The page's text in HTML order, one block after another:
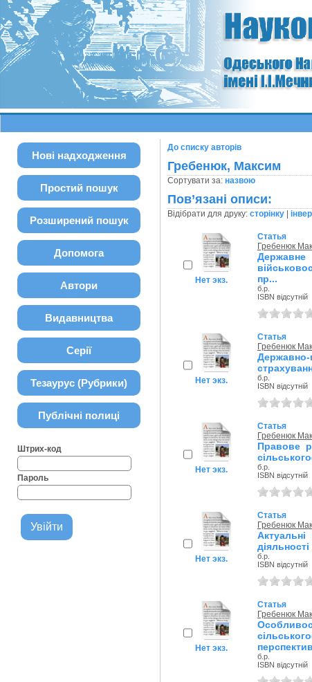
Нові надходження
Простий пошук
Розширений пошук
Допомога
Автори
Видавництва
Серії
Тезаурус (Рубрики)
Публічні полиці
Штрих-код
Пароль
До списку авторів
Гребенюк, Максим
Сортувати за: назвою
Пов’язані описи:
Відібрати для друку: сторінку|
Нет экз.
Статья
Гребенюк
пр...
б.р.
ISBN відсутній
Нет экз.
Статья
Гребенюк
б.р.
ISBN відсутній
Нет экз.
Статья
Гребенюк
Правове
б.р.
ISBN відсутній
Нет экз.
Статья
Гребенюк
б.р.
ISBN відсутній
Нет экз.
Статья
Гребенюк
б.р.
ISBN відсутній